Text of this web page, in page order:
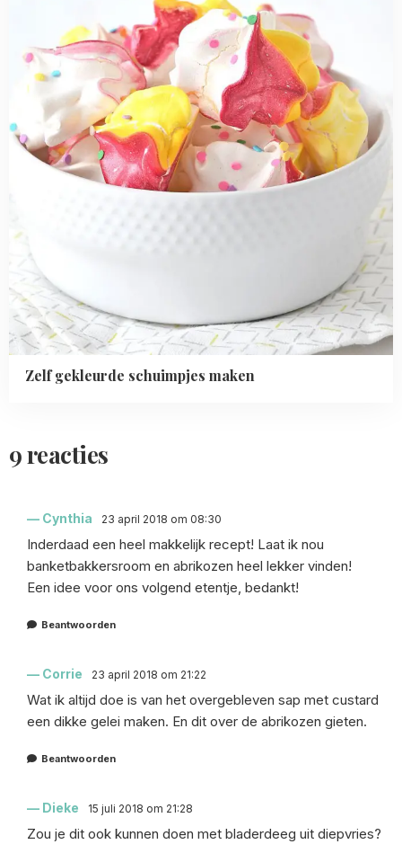
Zelf gekleurde schuimpjes maken
9 reacties
Cynthia 23 april 2018 om 08:30
Inderdaad een heel makkelijk recept! Laat ik nou
banketbakkersroom en abrikozen heel lekker vinden!
Een idee voor ons volgend etentje, bedankt!
Beantwoorden
Corrie 23 april 2018 om 21:22
Wat ik altijd doe is van het overgebleven sap met custard
een dikke gelei maken. En dit over de abrikozen gieten.
Beantwoorden
Dieke 15 juli 2018 om 21:28
Zou je dit ook kunnen doen met bladerdeeg uit diepvries?